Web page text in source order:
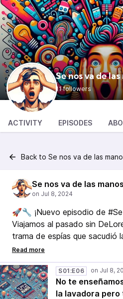
Se nos va de las
11 followers
ACTIVITY EPISODES
Back to Se nos va de las
Se nos va de las manos
🚀🔧 ¡Nuevo episodio de
Viajamos al pasado sin
trama de espías que sacudió
electrónica. No te
pero sí por qué se producen
secretos mejor guardados al
#Podcast #Tecnología
S01:E06
No te
la lavadora pero